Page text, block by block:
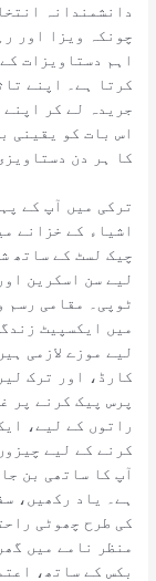
دانشمندانہ
چونکہ ویزا اور
اہم دستاویزات
کرتا ہے۔ اپنے
جریدہ لے کر
اس بات کو یقینی
کا ہر دن
ترکی میں آپ کے
اشیاء کے خزانے
چیک لسٹ کے ساتھ
لیے سن اسکرین
ٹوپی۔ مقامی رسم
میں ایکسپیٹ
لیے موزے لازمی
کارڈ، اور ترک
راتوں کے لیے،
کرنے کے لیے
آپ کا ساتھی بن
ہے۔ یاد رکھیں،
کی طرح چھوٹی
منظر نامے میں
بکس کے ساتھ،